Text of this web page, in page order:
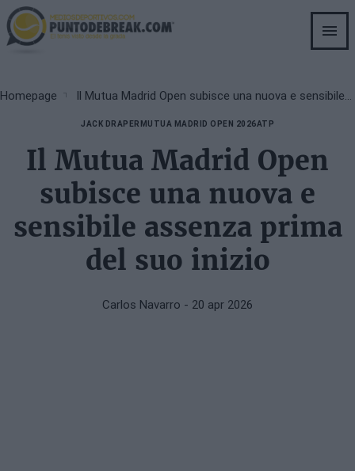
Skip
to
main
Breadcrumb
Homepage
JACK DRAPER MUTUA MADRID OPEN 2026ATP
Il Mutua Madrid Open
subisce una nuova e
sensibile assenza prima
del suo inizio
Carlos Navarro - 20 apr 2026